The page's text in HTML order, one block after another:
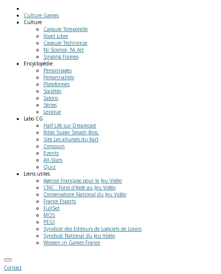
Culture Games
Culture
Capsule Temporelle
Voxel Libre
Capsule Technique
Ni Science, Ni Art
Singing Frames
Encyclopédie
Personnages
Personnalités
Plateformes
Sociétés
Salons
Séries
Lexique
Labo CG
Half Life sur Dreamcast
Bible Super Smash Bros.
Site Les allumés du Kart
Concours
Events
All-Stars
Quiz
Liens utiles
Agence Française pour le Jeu Vidéo
CNC : Fond d'Aide au Jeu Vidéo
Conservatoire National du Jeu Vidéo
France Esports
FullSet
MO5
PEGI
Syndicat des Editeurs de Logiciels de Loisirs
Syndicat National du Jeu Vidéo
Women in Games France
Contact